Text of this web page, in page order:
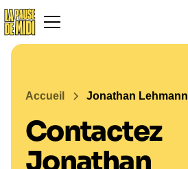
Accueil Jonathan Lehmann
Contactez
Jonathan